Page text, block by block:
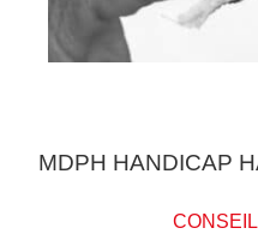
MDPH HANDICAP
CONSEIL